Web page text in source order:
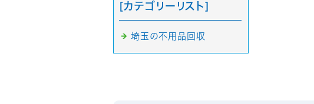
[カテゴリーリスト]
埼玉の不用品回収